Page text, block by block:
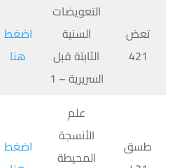
تعض
421
التعويضات
السنية
الثابتة قبل
السريرية – 1
اضغط
هنا
طسق
علم
الأنسجة
المحيطة
اضغط